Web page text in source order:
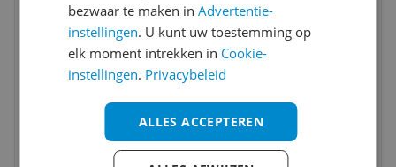
Samsung DV90DG6845LKU3 -
Drogertype:Warmtepompdroger
Vulgewicht:9 kg
bezwaar te maken inAdvertentie-
instellingen. U kunt uw toestemming op
elk moment intrekken in Cookie-
instellingen. Privacybeleid
ALLES ACCEPTEREN